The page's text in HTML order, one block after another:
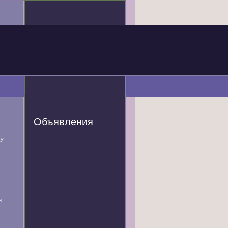
Объявления